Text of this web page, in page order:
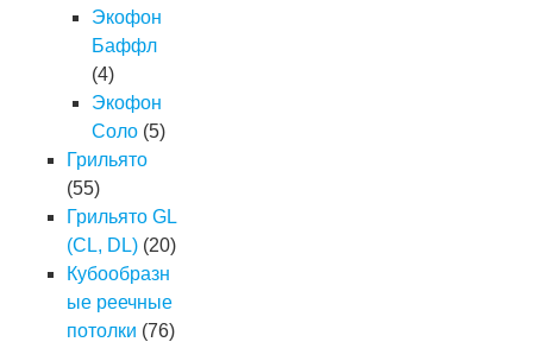
Экофон
Баффл
(4)
Экофон
Соло (5)
Грильято
(55)
Грильято GL
(CL, DL) (20)
Кубообразн
ые реечные
потолки (76)